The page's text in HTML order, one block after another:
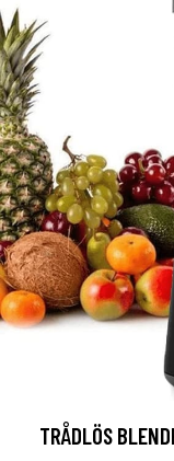
TRÅDLÖS